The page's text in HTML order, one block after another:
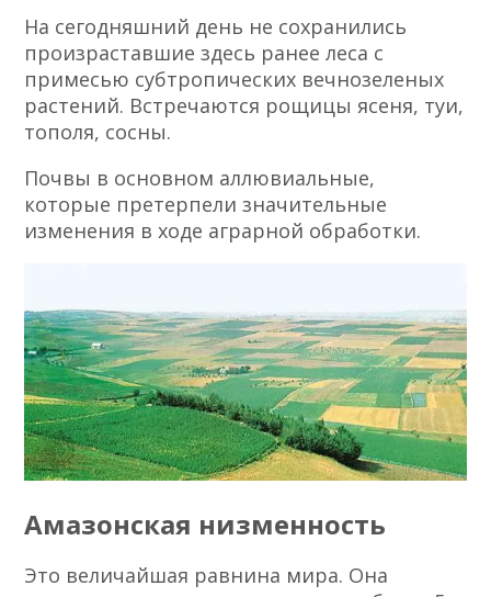
На сегодняшний день не сохранились
произраставшие здесь ранее леса с
примесью субтропических вечнозеленых
растений. Встречаются рощицы ясеня, туи,
тополя, сосны.
Почвы в основном аллювиальные,
которые претерпели значительные
изменения в ходе аграрной обработки.
Амазонская низменность
Это величайшая равнина мира. Она